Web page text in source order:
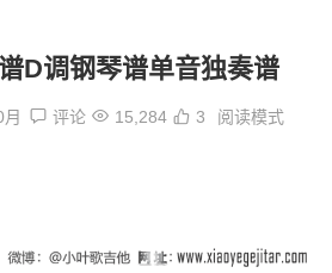
D调钢琴谱单音独奏谱
评论 15,284 3 阅读模式